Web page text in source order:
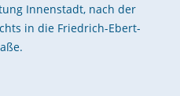
Innenstadt, nach der
in die Friedrich-Ebert-